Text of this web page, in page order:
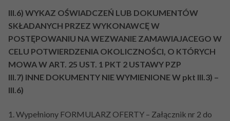
III.6) WYKAZ OŚWIADCZEŃ LUB DOKUMENTÓW
SKŁADANYCH PRZEZ WYKONAWCĘ W
POSTĘPOWANIU NA WEZWANIE ZAMAWIAJACEGO W
CELU POTWIERDZENIA OKOLICZNOŚCI, O KTÓRYCH
MOWA W ART. 25 UST. 1 PKT 2 USTAWY PZP
III.7) INNE DOKUMENTY NIE WYMIENIONE W pkt III.3) –
III.6)
1. Wypełniony FORMULARZ OFERTY – Załącznik nr 2 do